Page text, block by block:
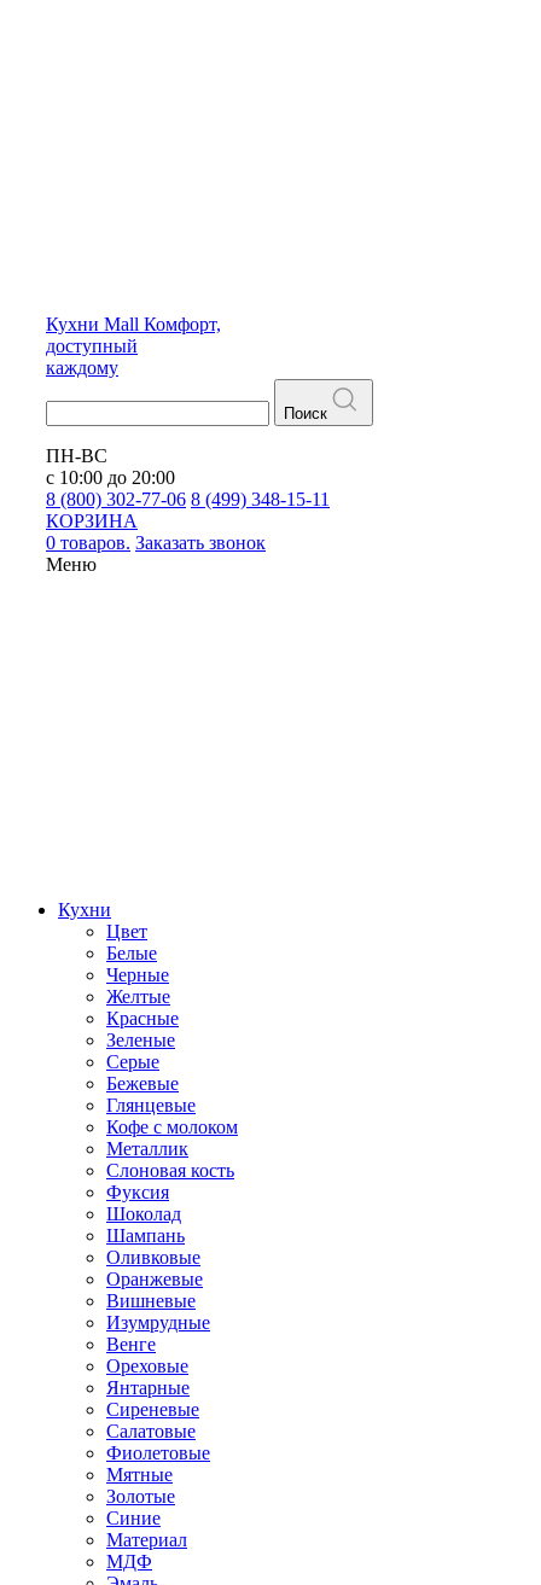
Кухни Mall Комфорт,
доступный
каждому
Поиск
ПН-ВС
с 10:00 до 20:00
8 (800) 302-77-06 8 (499) 348-15-11
КОРЗИНА
0 товаров. Заказать звонок
Меню
Кухни
Цвет
Белые
Черные
Желтые
Красные
Зеленые
Серые
Бежевые
Глянцевые
Кофе с молоком
Металлик
Слоновая кость
Фуксия
Шоколад
Шампань
Оливковые
Оранжевые
Вишневые
Изумрудные
Венге
Ореховые
Янтарные
Сиреневые
Салатовые
Фиолетовые
Мятные
Золотые
Синие
Материал
МДФ